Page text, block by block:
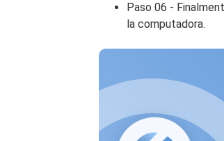
Paso 06 -
la computadora.